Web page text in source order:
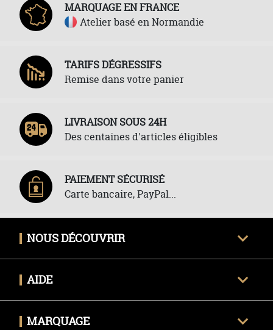
MARQUAGE EN FRANCE
Atelier basé en Normandie
TARIFS DÉGRESSIFS
Remise dans votre panier
LIVRAISON SOUS 24H
Des centaines d'articles éligibles
PAIEMENT SÉCURISÉ
Carte bancaire, PayPal...
NOUS DÉCOUVRIR
Nous contacter
AIDE
MARQUAGE